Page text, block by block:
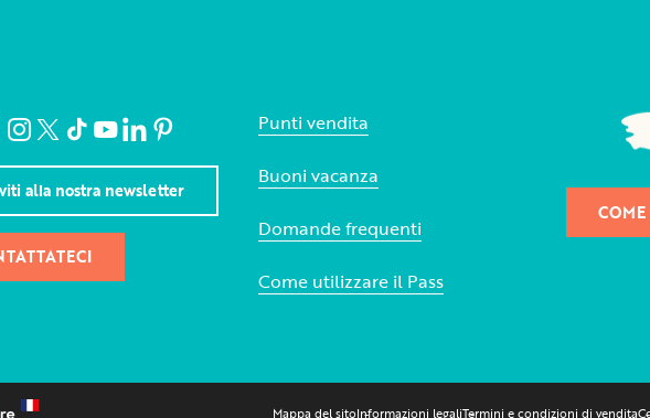
alla nostra newsletter
Punti vendita
Buoni vacanza
Domande frequenti
Come utilizzare il Pass
Mappa del sitoInformazioni legaliTermini e condizioni di vendita